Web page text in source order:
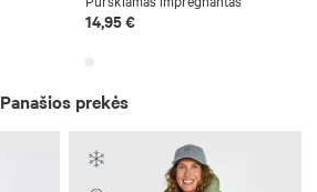
14,95 €
Panašios prekės